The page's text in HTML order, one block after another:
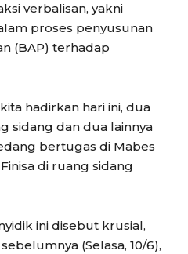
verbalisan, yakni
proses penyusunan
(BAP) terhadap
hadirkan hari ini, dua
sidang dan dua lainnya
bertugas di Mabes
di ruang sidang
ini disebut krusial,
(Selasa, 10/6),